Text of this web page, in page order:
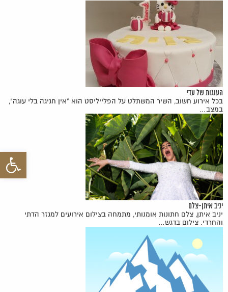
פתח
העוגות של עדי
בכל אירוע חשוב, השיר המשתלט על הפלייליסט הוא "אין חגיגה בלי עוגה",
במצב…
יניב איתן-צלם
יניב איתן, צלם חתונות אומנותי, מתמחה בצילום אירועים למגזר הדתי
והחרדי. צילום בדגש…